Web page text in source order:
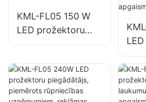
KML-FL05 150 W
LED prožektoru
piegādātājs
noliktavu
apgaismojumam